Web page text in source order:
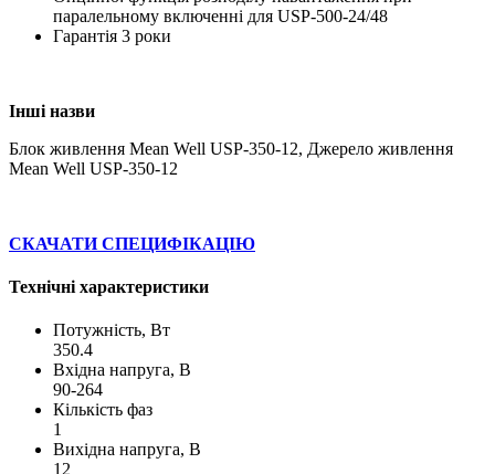
паралельному включенні для USP-500-24/48
Гарантія 3 роки
Інші назви
Блок живлення Mean Well USP-350-12, Джерело живлення
Mean Well USP-350-12
СКАЧАТИ СПЕЦИФІКАЦІЮ
Технічні характеристики
Потужність, Вт
350.4
Вхідна напруга, В
90-264
Кількість фаз
1
Вихідна напруга, В
12